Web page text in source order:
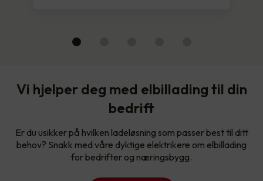
Vi hjelper deg med elbillading til din
bedrift
Er du usikker på hvilken ladeløsning som passer best til ditt
behov? Snakk med våre dyktige elektrikere om elbillading
for bedrifter og næringsbygg.